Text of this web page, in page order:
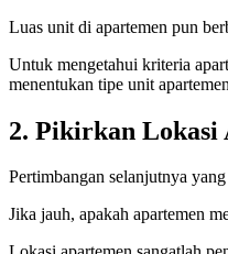
Luas unit di apartemen pun
Untuk mengetahui kriteria
menentukan tipe unit
2. Pikirkan Lokasi
Pertimbangan selanjutnya
Jika jauh, apakah apartemen